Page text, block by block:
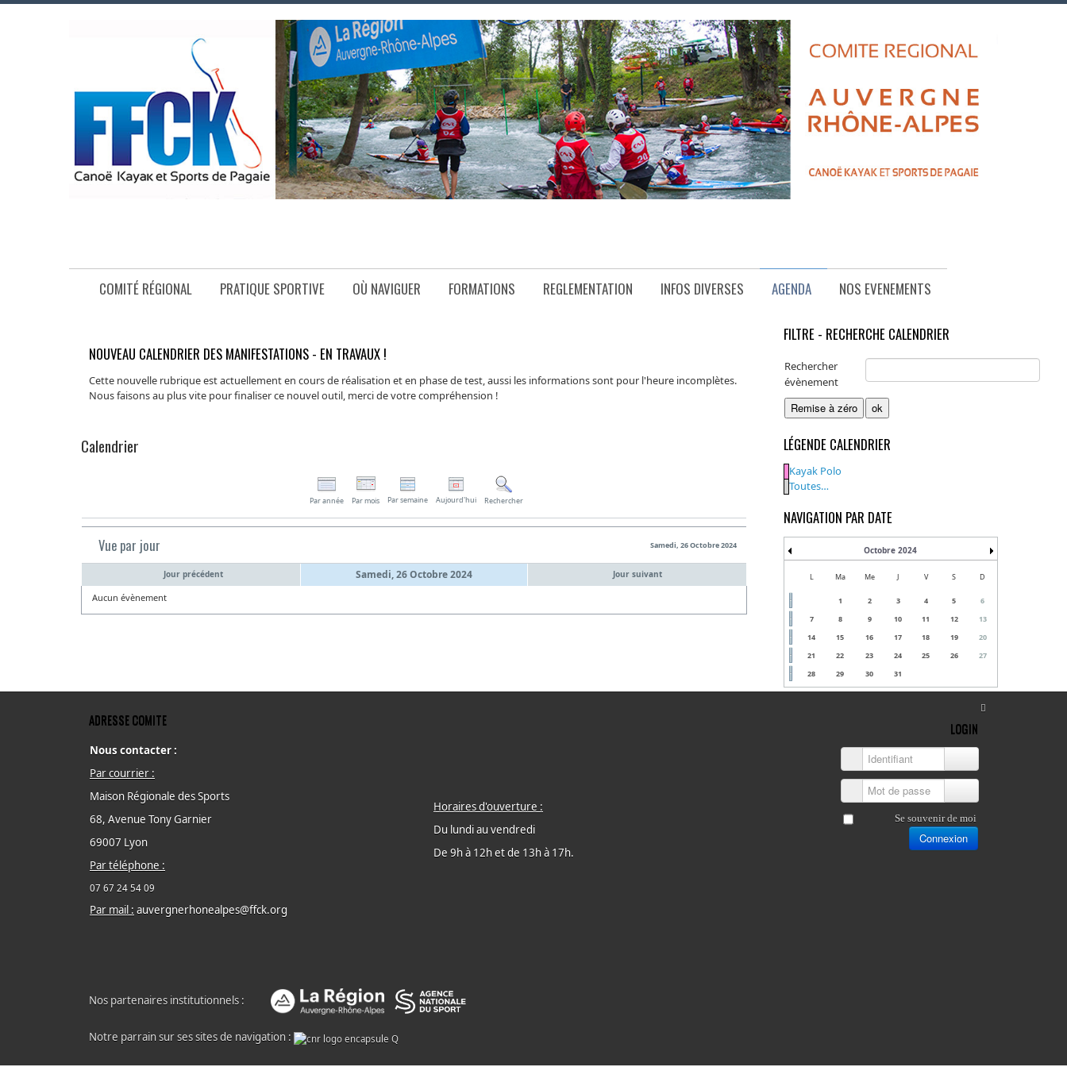
COMITÉ RÉGIONAL PRATIQUE SPORTIVE OÙ NAVIGUER FORMATIONS REGLEMENTATION INFOS DIVERSES AGENDA NOS EVENEMENTS
NOUVEAU CALENDRIER DES MANIFESTATIONS - EN TRAVAUX !
Cette nouvelle rubrique est actuellement en cours de réalisation et en phase de test, aussi les informations sont pour l'heure incomplètes.
Nous faisons au plus vite pour finaliser ce nouvel outil, merci de votre compréhension !
Calendrier
Par année Par mois Par semaine Aujourd'hui Rechercher
Vue par jour Samedi, 26 Octobre 2024
Jour précédent Samedi, 26 Octobre 2024 Jour suivant
Aucun évènement
FILTRE - RECHERCHE CALENDRIER
Rechercher
évènement
LÉGENDE CALENDRIER
Kayak Polo
Toutes…
NAVIGATION PAR DATE
Octobre 2024
L Ma Me J V S D
1 2 3 4 5
6
7
8 9 10 11 12
13
14
15 16 17 18 19
20
21
22 23 24 25 26
27
28
29 30 31
ADRESSE COMITE
Nous contacter :
Par courrier :
Maison Régionale des Sports
68, Avenue Tony Garnier
69007 Lyon
Par téléphone :
07 67 24 54 09
Par mail : auvergnerhonealpes@ffck.org
Horaires d'ouverture :
Du lundi au vendredi
De 9h à 12h et de 13h à 17h.
Nos partenaires institutionnels :
Notre parrain sur ses sites de navigation :
LOGIN
Identifiant
Mot de passe
Se souvenir de moi
Connexion